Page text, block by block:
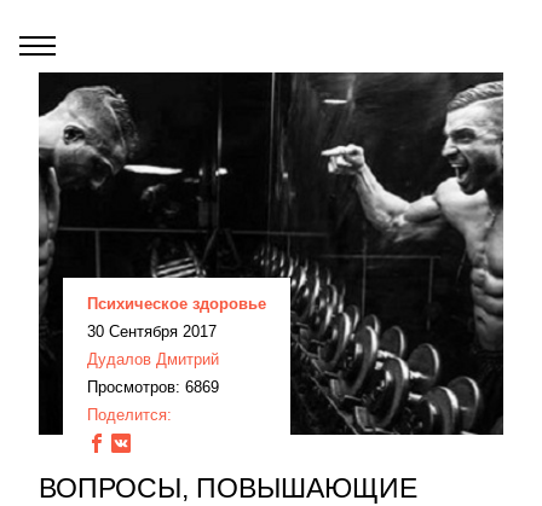
Психическое здоровье
30 Сентября 2017
Дудалов Дмитрий
Просмотров: 6869
Поделится:
ВОПРОСЫ, ПОВЫШАЮЩИЕ